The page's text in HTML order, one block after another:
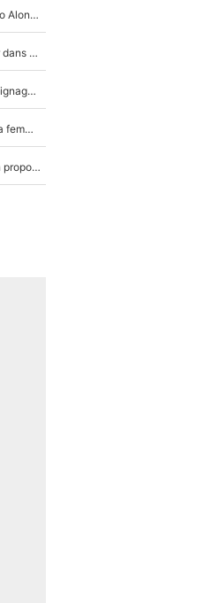
Max Verstappen, Lewis Hamilton… et bientôt Fernando Alonso ? Le classement des pilotes les mieux payés en Formule 1 risque de changer !
F1 - Alpine signe un accord «impensable» et va entrer dans une nouvelle dimension : Grande nouvelle pour Pierre Gasly !
F1 : « Je lui ai fait un câlin, puis j’ai dû partir...», le témoignage émouvant de Max Verstappen sur sa fille
F1 : Charles Leclerc surpris par les paparazzis avec sa femme, les rumeurs étaient vraies !
Comme pour le final du Tour de France, Esteban Ocon propose un Grand Prix de Formule 1 à Paris : «Autour de l’Arc de Triomphe, ce serait génial» !